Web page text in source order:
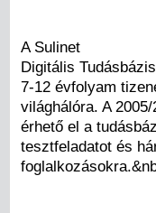
A Sulinet
Digitális
7-12 évfolyam
világhálóra. A
érhető el a
tesztfeladatot és